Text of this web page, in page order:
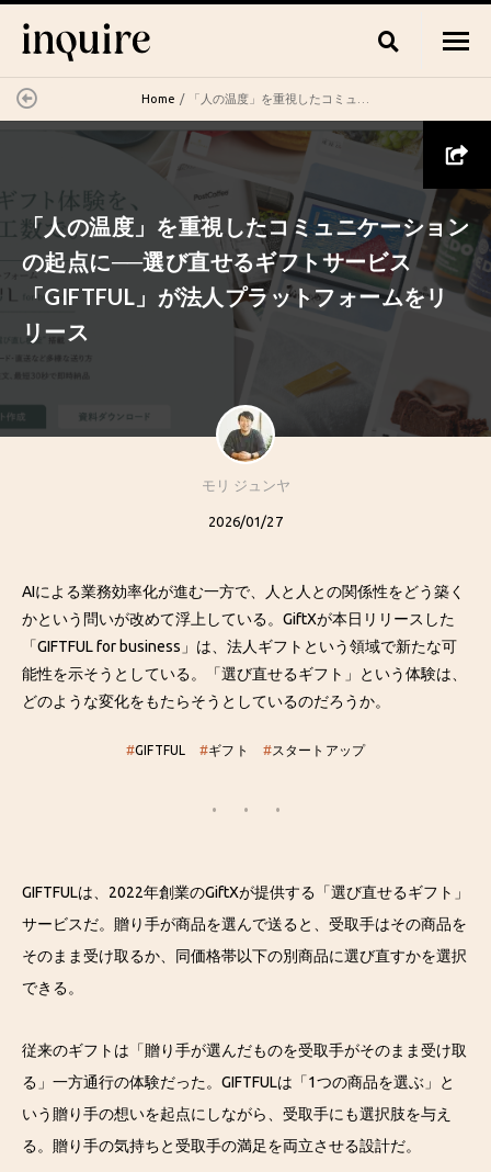
Home 「人の温度」を重視したコミュニケーションの起点に──選び直せるギフトサービス「GIFTFUL」が法人プラットフォームをリリース
「人の温度」を重視したコミュニケーション
の起点に──選び直せるギフトサービス
「GIFTFUL」が法人プラットフォームをリ
リース
モリ ジュンヤ
2026/01/27
AIによる業務効率化が進む一方で、人と人との関係性をどう築く
かという問いが改めて浮上している。GiftXが本日リリースした
「GIFTFUL for business」は、法人ギフトという領域で新たな可
能性を示そうとしている。「選び直せるギフト」という体験は、
どのような変化をもたらそうとしているのだろうか。
#GIFTFUL #ギフト #スタートアップ
GIFTFULは、2022年創業のGiftXが提供する「選び直せるギフト」
サービスだ。贈り手が商品を選んで送ると、受取手はその商品を
そのまま受け取るか、同価格帯以下の別商品に選び直すかを選択
できる。
従来のギフトは「贈り手が選んだものを受取手がそのまま受け取
る」一方通行の体験だった。GIFTFULは「1つの商品を選ぶ」と
いう贈り手の想いを起点にしながら、受取手にも選択肢を与え
る。贈り手の気持ちと受取手の満足を両立させる設計だ。